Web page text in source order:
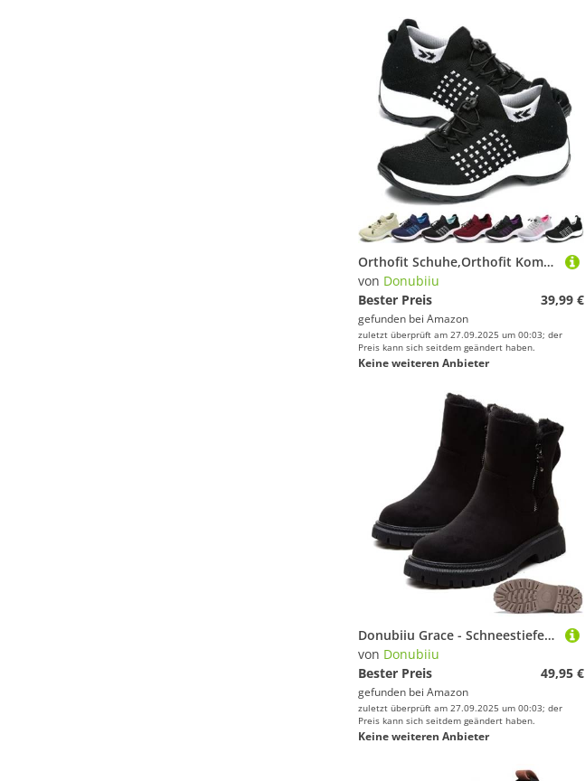
Orthofit Schuhe,Orthofit Komfortschuhe für Frauen,Orthofit Schuhe Damen-Ergonomische Schrnerzlindernde (Schwarz,38)
von Donubiiu
Bester Preis
39,99 €
gefunden bei Amazon
zuletzt überprüft am 27.09.2025 um 00:03; der
Preis kann sich seitdem geändert haben.
Keine weiteren Anbieter
Donubiiu Grace - Schneestiefel Damen Wasserdicht Mit Futter, Winter Warm Plush Rutschfeste Snowboots (Schwarz, 37 EU)
von Donubiiu
Bester Preis
49,95 €
gefunden bei Amazon
zuletzt überprüft am 27.09.2025 um 00:03; der
Preis kann sich seitdem geändert haben.
Keine weiteren Anbieter